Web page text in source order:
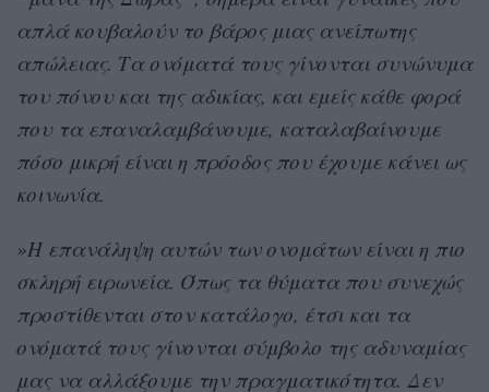
απλά κουβαλούν το βάρος μιας ανείπωτης
απώλειας. Τα ονόματά τους γίνονται συνώνυμα
του πόνου και της αδικίας, και εμείς κάθε φορά
που τα επαναλαμβάνουμε, καταλαβαίνουμε
πόσο μικρή είναι η πρόοδος που έχουμε κάνει ως
κοινωνία.
»Η επανάληψη αυτών των ονομάτων είναι η πιο
σκληρή ειρωνεία. Όπως τα θύματα που συνεχώς
προστίθενται στον κατάλογο, έτσι και τα
ονόματά τους γίνονται σύμβολο της αδυναμίας
μας να αλλάξουμε την πραγματικότητα. Δεν